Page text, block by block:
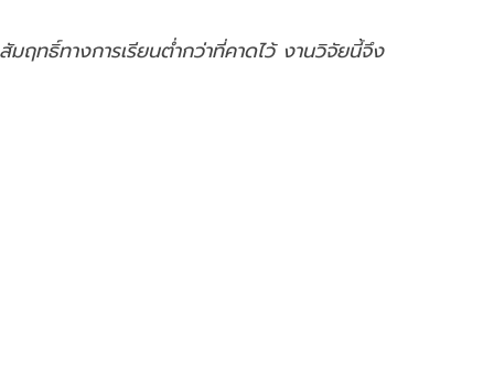
ฤทธิ์ทางการเรียนต่ำกว่าที่คาดไว้ งานวิจัยนี้จึง